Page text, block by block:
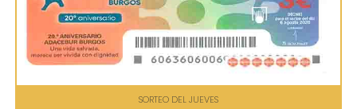
SORTEO DEL JUEVES